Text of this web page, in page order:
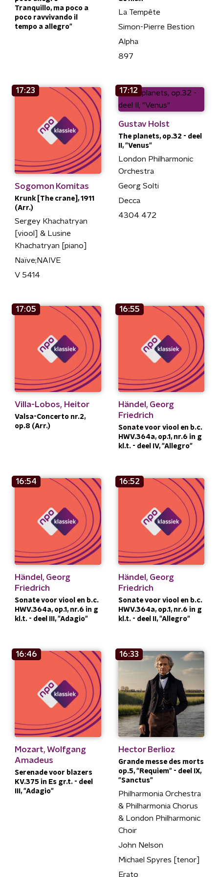
Tranquillo, ma poco a
poco ravvivando il
tempo a allegro"
La Tempête
Simon-Pierre Bestion
Alpha
897
17:23
Sogomon Komitas
Krunk [The crane], 1911
(Arr.)
Sergey Khachatryan
[viool] & Lusine
Khachatryan [piano]
Naïve;NAIVE
V 5414
17:12
Gustav Holst
The planets, op.32 - deel
II, "Venus"
London Philharmonic
Orchestra
Georg Solti
Decca
4304 472
17:05
Villa-Lobos, Heitor
Valsa-Concerto nr.2,
op.8 (Arr.)
16:55
Händel, Georg
Friedrich
Sonate voor viool en b.c.
HWV.364a, op.1, nr.6 in g
kl.t. - deel IV, "Allegro"
16:54
Händel, Georg
Friedrich
Sonate voor viool en b.c.
HWV.364a, op.1, nr.6 in g
kl.t. - deel III, "Adagio"
16:52
Händel, Georg
Friedrich
Sonate voor viool en b.c.
HWV.364a, op.1, nr.6 in g
kl.t. - deel II, "Allegro"
16:46
Mozart, Wolfgang
Amadeus
Serenade voor blazers
KV.375 in Es gr.t. - deel
III, "Adagio"
16:33
Hector Berlioz
Grande messe des morts
op.5, "Requiem" - deel IX,
"Sanctus"
Philharmonia Orchestra
& Philharmonia Chorus
& London Philharmonic
Choir
John Nelson
Michael Spyres [tenor]
Erato